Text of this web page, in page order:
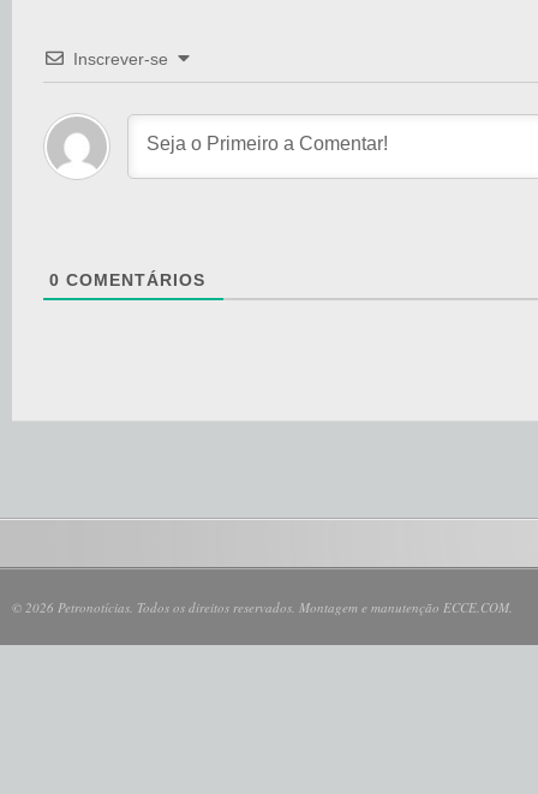
Inscrever-se
0 COMENTÁRIOS
© 2026 Petronotícias. Todos os direitos reservados. Montagem e manutenção ECCE.COM.